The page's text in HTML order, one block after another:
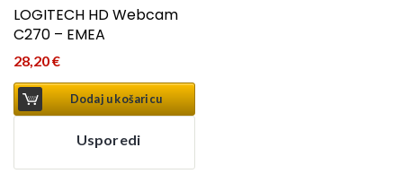
LOGITECH HD Webcam
C270 – EMEA
28,20€
Dodaj u košaricu
Usporedi